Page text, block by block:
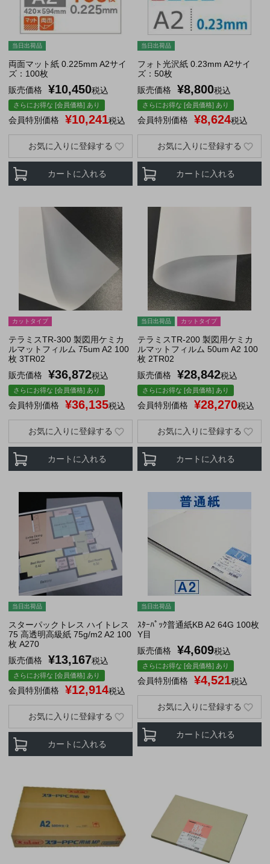
当日出荷品
両面マット紙 0.225mm A2サイ
ズ：100枚
販売価格
¥10,450税込
さらにお得な [会員価格] あり
会員特別価格 ¥10,241税込
カートに入れる
お気に入りに登録する
当日出荷品
フォト光沢紙 0.23mm A2サイ
ズ：50枚
販売価格
¥8,800税込
さらにお得な [会員価格] あり
会員特別価格 ¥8,624税込
カートに入れる
お気に入りに登録する
カットタイプ
テラミスTR-300 製図用ケミカ
ルマットフィルム 75um A2 100
枚 3TR02
販売価格
¥36,872税込
さらにお得な [会員価格] あり
会員特別価格 ¥36,135税込
カートに入れる
お気に入りに登録する
当日出荷品 カットタイプ
テラミスTR-200 製図用ケミカ
ルマットフィルム 50um A2 100
枚 2TR02
販売価格
¥28,842税込
さらにお得な [会員価格] あり
会員特別価格 ¥28,270税込
カートに入れる
お気に入りに登録する
当日出荷品
スターパックトレス ハイトレス
75 高透明高級紙 75g/m2 A2 100
枚 A270
販売価格
¥13,167税込
さらにお得な [会員価格] あり
会員特別価格 ¥12,914税込
カートに入れる
お気に入りに登録する
当日出荷品
ｽﾀｰﾊﾟｯｸ普通紙KB A2 64G 100枚
Y目
販売価格
¥4,609税込
さらにお得な [会員価格] あり
会員特別価格 ¥4,521税込
カートに入れる
お気に入りに登録する